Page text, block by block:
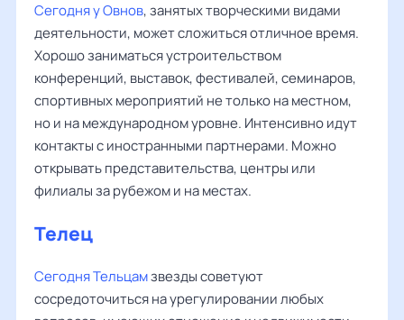
Сегодня у Овнов, занятых творческими видами
деятельности, может сложиться отличное время.
Хорошо заниматься устроительством
конференций, выставок, фестивалей, семинаров,
спортивных мероприятий не только на местном,
но и на международном уровне. Интенсивно идут
контакты с иностранными партнерами. Можно
открывать представительства, центры или
филиалы за рубежом и на местах.
Телец
Сегодня Тельцамзвезды советуют
сосредоточиться на урегулировании любых